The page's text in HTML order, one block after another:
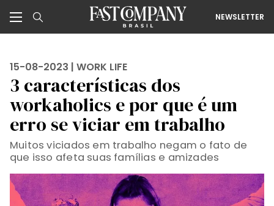
NEWSLETTER
15-08-2023 | WORK LIFE
3 características dos
workaholics e por que é um
erro se viciar em trabalho
Muitos viciados em trabalho negam o fato de
que isso afeta suas famílias e amizades